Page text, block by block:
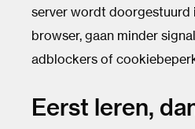
server wordt doorgestuurd
browser, gaan minder
adblockers of
Eerst leren,